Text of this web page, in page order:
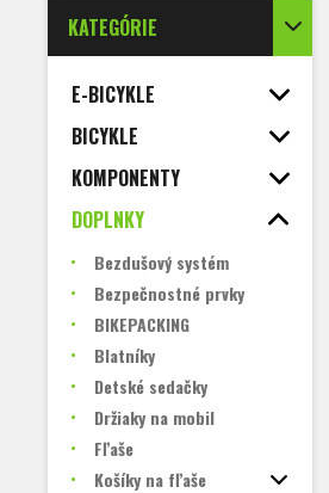
KATEGÓRIE
E-BICYKLE
BICYKLE
KOMPONENTY
DOPLNKY
Bezdušový systém
Bezpečnostné prvky
BIKEPACKING
Blatníky
Detské sedačky
Držiaky na mobil
Fľaše
Košíky na fľaše